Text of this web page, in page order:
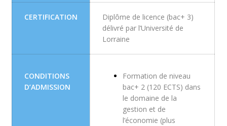
CERTIFICATION
Diplôme de licence (bac+ 3)
délivré par l’Université de
Lorraine
CONDITIONS
D’ADMISSION
Formation de niveau
bac+ 2 (120 ECTS) dans
le domaine de la
gestion et de
l’économie (plus